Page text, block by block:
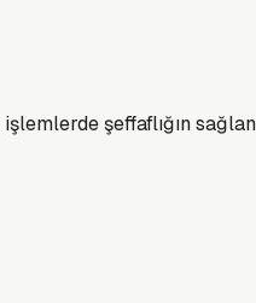
şeffaflığın